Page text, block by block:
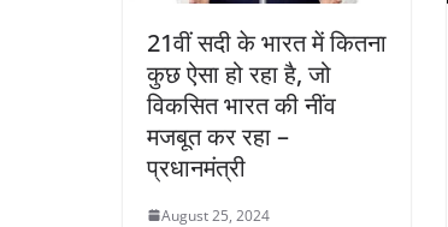
21वीं सदी के भारत में कितना
कुछ ऐसा हो रहा है, जो
विकसित भारत की नींव
मजबूत कर रहा –
प्रधानमंत्री
August 25, 2024